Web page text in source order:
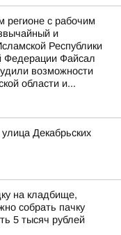
регионе с рабочим
и
Республики
Федерации Файсал
возможности
области и...
Декабрьских
на кладбище,
собрать пачку
5 тысяч рублей